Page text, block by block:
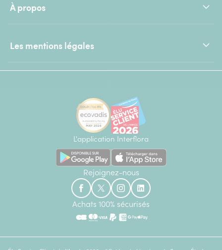
À propos
Les mentions légales
L'application Interflora
Rejoignez-nous
Achats 100% sécurisés